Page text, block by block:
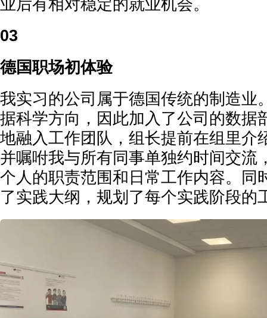
业后有相对稳定的就业机会。
03
德国职场初体验
我实习的公司属于德国传统的制造业
据科学方向，因此加入了公司的数据
地融入工作团队，组长提前在组里介
并嘱咐我与所有同事单独约时间交流
个人的职责范围和日常工作内容。同
了实践大纲，规划了每个实践阶段的